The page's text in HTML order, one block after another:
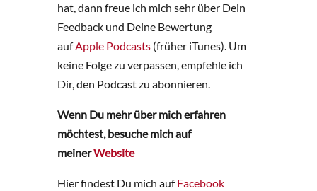
hat, dann freue ich mich sehr über Dein
Feedback und Deine Bewertung
aufApple Podcasts(früher iTunes). Um
keine Folge zu verpassen, empfehle ich
Dir, den Podcast zu abonnieren.
Wenn Du mehr über mich erfahren
möchtest, besuche mich auf
meinerWebsite
Hier findest Du mich aufFacebook